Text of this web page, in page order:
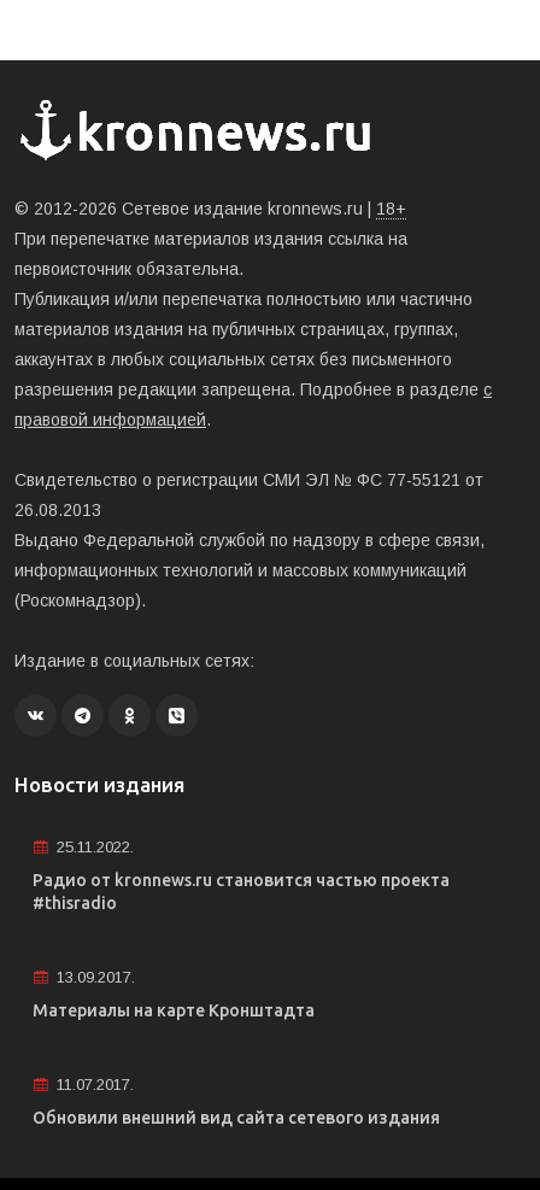
© 2012-2026 Сетевое издание kronnews.ru | 18+
При перепечатке материалов издания ссылка на
первоисточник обязательна.
Публикация и/или перепечатка полностьию или частично
материалов издания на публичных страницах, группах,
аккаунтах в любых социальных сетях без письменного
разрешения редакции запрещена. Подробнее в разделе с
правовой информацией.
Свидетельство о регистрации СМИ ЭЛ № ФС 77-55121 от
26.08.2013
Выдано Федеральной службой по надзору в сфере связи,
информационных технологий и массовых коммуникаций
(Роскомнадзор).
Издание в социальных сетях:
Новости издания
25.11.2022.
Радио от kronnews.ru становится частью проекта
#thisradio
13.09.2017.
Материалы на карте Кронштадта
11.07.2017.
Обновили внешний вид сайта сетевого издания